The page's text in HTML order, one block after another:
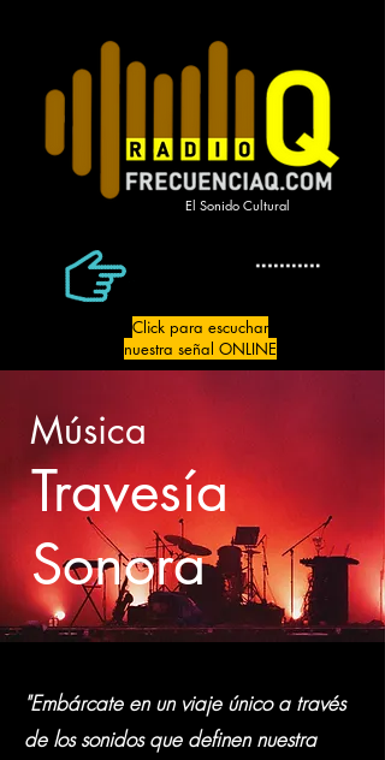
Click para escuchar
nuestra señal ONLINE
El Sonido Cultural
Música
Travesía
Sonora
"Embárcate en un viaje único a través
de los sonidos que definen nuestra